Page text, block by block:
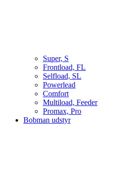
Super, S
Frontload, FL
Selfload, SL
Powerlead
Comfort
Multiload, Feeder
Promax, Pro
Bobman udstyr